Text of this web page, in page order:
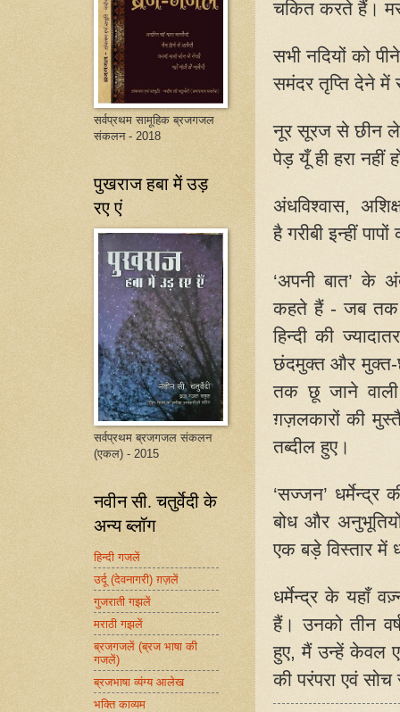
चकित करते हैं।
सभी नदियों को
समंदर तृप्ति देने में
नूर सूरज से छीन
पेड़ यूँ ही हरा नहीं
अंधविश्वास,
है गरीबी इन्हीं
‘अपनी बात’ के
कहते हैं - जब तक
हिन्दी की
छंदमुक्त और मुक्त-
तक छू जाने
ग़ज़लकारों की
तब्दील हुए।
‘सज्जन’ धर्मेन्द्र
बोध और
एक बड़े विस्तार में
धर्मेन्द्र के यहाँ
हैं। उनको तीन
हुए,मैं उन्हें केवल
की परंपरा एवं
सर्वप्रथम सामूहिक ब्रजगजल
संकलन - 2018
पुखराज हबा में उड़
रए एं
सर्वप्रथम ब्रजगजल संकलन
(एकल) - 2015
नवीन सी. चतुर्वेदी के
अन्य ब्लॉग
हिन्दी गजलें
उर्दू (देवनागरी) ग़ज़लें
गुजराती गझलें
मराठी गझलें
ब्रजगजलें (ब्रज भाषा की
गजलें)
ब्रजभाषा व्यंग्य आलेख
भक्ति काव्यम